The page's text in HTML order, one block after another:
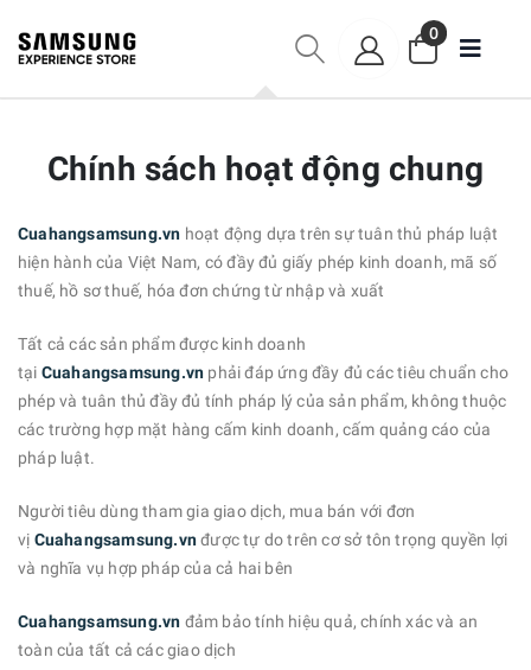
0
Chính sách hoạt động chung
Cuahangsamsung.vn hoạt động dựa trên sự tuân thủ pháp luật
hiện hành của Việt Nam, có đầy đủ giấy phép kinh doanh, mã số
thuế, hồ sơ thuế, hóa đơn chứng từ nhập và xuất
Tất cả các sản phẩm được kinh doanh
tại Cuahangsamsung.vn phải đáp ứng đầy đủ các tiêu chuẩn cho
phép và tuân thủ đầy đủ tính pháp lý của sản phẩm, không thuộc
các trường hợp mặt hàng cấm kinh doanh, cấm quảng cáo của
pháp luật.
Người tiêu dùng tham gia giao dịch, mua bán với đơn
vị Cuahangsamsung.vn được tự do trên cơ sở tôn trọng quyền lợi
và nghĩa vụ hợp pháp của cả hai bên
Cuahangsamsung.vn đảm bảo tính hiệu quả, chính xác và an
toàn của tất cả các giao dịch